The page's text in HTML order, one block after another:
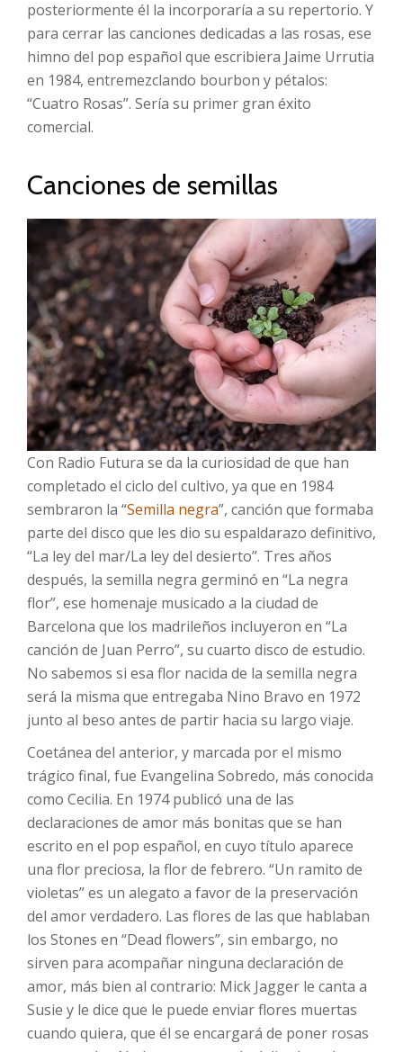
posteriormente él la incorporaría a su repertorio. Y
para cerrar las canciones dedicadas a las rosas, ese
himno del pop español que escribiera Jaime Urrutia
en 1984, entremezclando bourbon y pétalos:
“Cuatro Rosas”. Sería su primer gran éxito
comercial.
Canciones de semillas
Con Radio Futura se da la curiosidad de que han
completado el ciclo del cultivo, ya que en 1984
sembraron la “Semilla negra”, canción que formaba
parte del disco que les dio su espaldarazo definitivo,
“La ley del mar/La ley del desierto”. Tres años
después, la semilla negra germinó en “La negra
flor”, ese homenaje musicado a la ciudad de
Barcelona que los madrileños incluyeron en “La
canción de Juan Perro”, su cuarto disco de estudio.
No sabemos si esa flor nacida de la semilla negra
será la misma que entregaba Nino Bravo en 1972
junto al beso antes de partir hacia su largo viaje.
Coetánea del anterior, y marcada por el mismo
trágico final, fue Evangelina Sobredo, más conocida
como Cecilia. En 1974 publicó una de las
declaraciones de amor más bonitas que se han
escrito en el pop español, en cuyo título aparece
una flor preciosa, la flor de febrero. “Un ramito de
violetas” es un alegato a favor de la preservación
del amor verdadero. Las flores de las que hablaban
los Stones en “Dead flowers”, sin embargo, no
sirven para acompañar ninguna declaración de
amor, más bien al contrario: Mick Jagger le canta a
Susie y le dice que le puede enviar flores muertas
cuando quiera, que él se encargará de poner rosas